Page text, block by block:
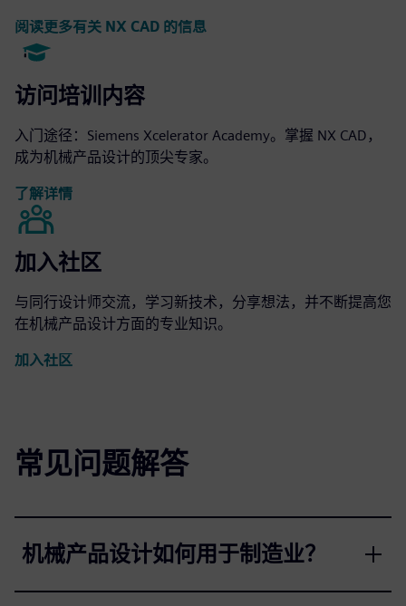
阅读更多有关 NX CAD 的信息
访问培训内容
入门途径：Siemens Xcelerator Academy。掌握 NX CAD，
成为机械产品设计的顶尖专家。
了解详情
加入社区
与同行设计师交流，学习新技术，分享想法，并不断提高您
在机械产品设计方面的专业知识。
加入社区
常见问题解答
机械产品设计如何用于制造业？